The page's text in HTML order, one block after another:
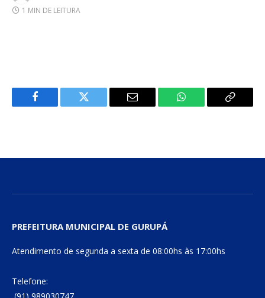
1 MIN DE LEITURA
Facebook Twitter
E-
WhatsApp Copiar
PREFEITURA MUNICIPAL DE GURUPÁ
Atendimento de segunda a sexta de 08:00hs às 17:00hs
Telefone: